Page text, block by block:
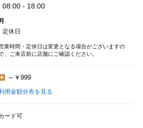
08:00 - 18:00
定休日
業時間・定休日は変更となる場合がございますの
、ご来店前に店舗にご確認ください。
～￥999
用金額分布を見る
ード可